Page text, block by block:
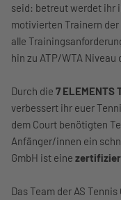
seid: betreut werdet ihr
motivierten Trainern der
alle
hin zu ATP/WTA Niveau
Durch die 7
verbessert ihr euer
dem Court benötigten
Anfänger/innen ein
GmbH ist eine
Das Team der AS